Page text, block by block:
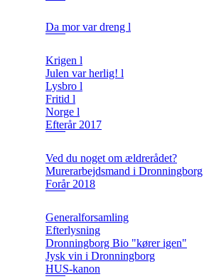
Da mor var dreng l
Krigen l
Julen var herlig! l
Lysbro l
Fritid l
Norge l
Efterår 2017
Ved du noget om ældrerådet?
Murerarbejdsmand i Dronningborg
Forår 2018
Generalforsamling
Efterlysning
Dronningborg Bio "kører igen"
Jysk vin i Dronningborg
HUS-kanon